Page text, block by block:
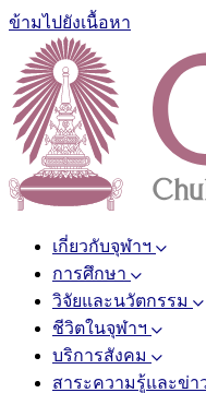
ข้ามไปยังเนื้อหา
เกี่ยวกับจุฬาฯ
การศึกษา
วิจัยและนวัตกรรม
ชีวิตในจุฬาฯ
บริการสังคม
สาระความรู้และข่า